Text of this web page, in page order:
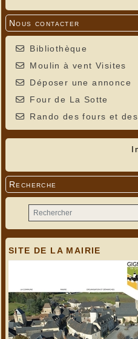
Nous contacter
Bibliothèque
Moulin à vent Visites
Déposer une annonce
Four de La Sotte
Rando des fours et
Recherche
SITE DE LA MAIRIE